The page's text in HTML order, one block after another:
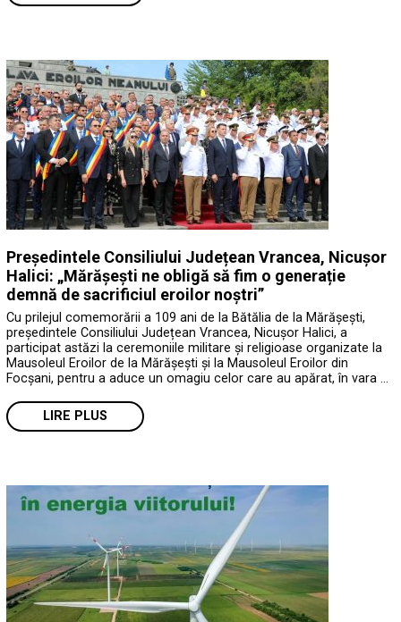
Președintele Consiliului Județean Vrancea, Nicușor
Halici: „Mărășești ne obligă să fim o generație
demnă de sacrificiul eroilor noștri”
Cu prilejul comemorării a 109 ani de la Bătălia de la Mărășești,
președintele Consiliului Județean Vrancea, Nicușor Halici, a
participat astăzi la ceremoniile militare și religioase organizate la
Mausoleul Eroilor de la Mărășești și la Mausoleul Eroilor din
Focșani, pentru a aduce un omagiu celor care au apărat, în vara …
LIRE PLUS